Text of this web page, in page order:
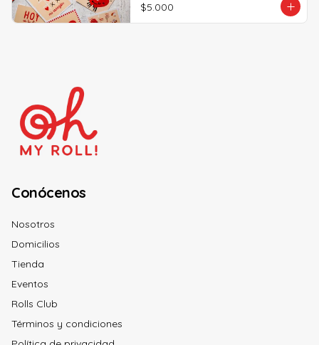
$5.000
Conócenos
Nosotros
Domicilios
Tienda
Eventos
Rolls Club
Términos y condiciones